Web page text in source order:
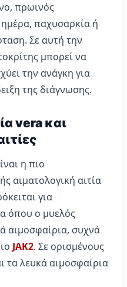
πρωινός
παχυσαρκία ή
Σε αυτή την
μπορεί να
την ανάγκη για
της διάγνωσης.
vera και
η πιο
αιματολογική αιτία
για
όπου ο μυελός
αιμοσφαίρια, συχνά
JAK2. Σε ορισμένους
τα λευκά αιμοσφαίρια